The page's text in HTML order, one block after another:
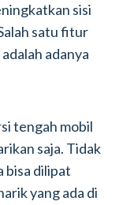
sisi
satu fitur
adanya
tengah mobil
saja. Tidak
bisa dilipat
yang ada di